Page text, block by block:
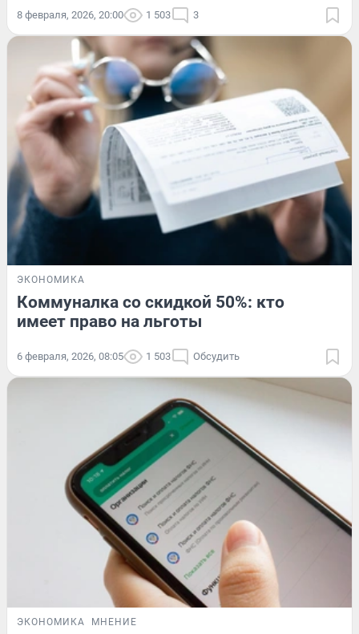
8 февраля, 2026, 20:00 1 503 3
ЭКОНОМИКА
Коммуналка со скидкой 50%: кто
имеет право на льготы
6 февраля, 2026, 08:05 1 503 Обсудить
ЭКОНОМИКА МНЕНИЕ